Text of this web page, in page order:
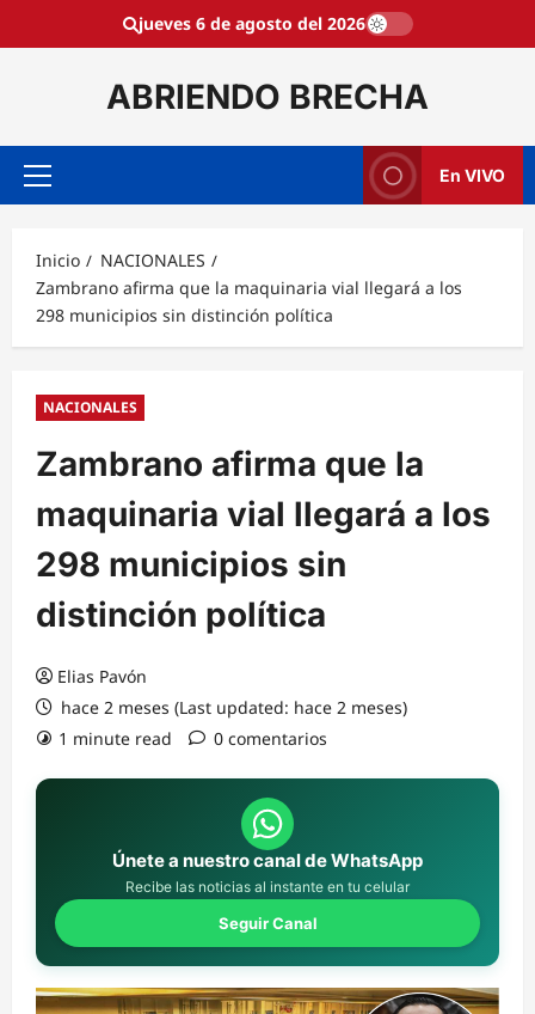
jueves 6 de agosto del 2026
ABRIENDO BRECHA
Menú
En VIVO
Inicio
NACIONALES
Zambrano afirma que la maquinaria vial llegará a los
298 municipios sin distinción política
NACIONALES
Zambrano afirma que la
maquinaria vial llegará a los
298 municipios sin
distinción política
Elias Pavón
hace 2 meses (Last updated: hace 2 meses)
1 minute read
0 comentarios
Únete a nuestro canal de WhatsApp
Recibe las noticias al instante en tu celular
Seguir Canal